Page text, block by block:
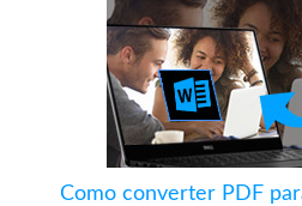
Como converter PDF